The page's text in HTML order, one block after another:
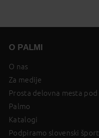
O PALMI
O nas
Za medije
Prosta delovna mesta pod
Palmo
Katalogi
Podpiramo slovenski šport